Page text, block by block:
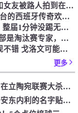
[足球]迈阿密真好玩！实拍：姆巴佩和女友被路人拍到在夜店狂欢
[精彩资讯]仿佛错过1亿！费兰破门看台的西班牙传奇欢呼，拉莫
【集锦】0次出场！梅努伤缺季军战，整届1分钟没踢无缘世界杯首
【值得一看】记者：图赫尔执教俱乐部是淘汰赛专家，但在真正压力
[你怎么看？]队报：博格巴友谊赛表现不错 戈洛文可能加盟沙特
更多
【视频】鬼哥！湖人旧将雷迪什之前在立陶宛联赛大杀四方
【今日视频】梦幻联动！米切尔揭开安东内利的名字贴纸！